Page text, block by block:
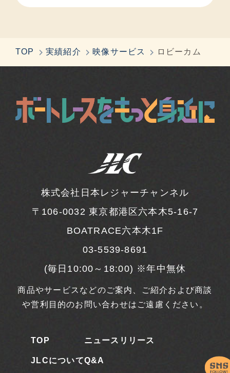
TOP 実績紹介 映像サービス ロビーカム
株式会社日本レジャーチャンネル
〒106-0032東京都港区六本木5-16-7
BOATRACE六本木1F
03-5539-8691
(毎日10:00～18:00) ※年中無休
商品やサービスなどのご案内、ご紹介および商談
や営利目的のお問い合わせはご遠慮ください。
TOP
JLCについて
ニュースリリース
Q&A